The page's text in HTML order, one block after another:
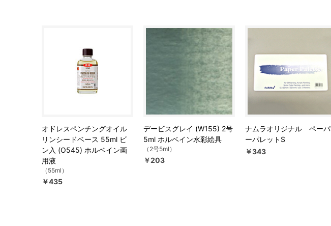
オドレスペンチングオイル
リンシードベース 55ml ビ
ン入 (O545) ホルベイン画
用液
（55ml）
￥435
デービスグレイ (W155) 2号
5ml ホルベイン水彩絵具
（2号5ml）
￥203
ナムラオリジナル ペーパ
ーパレットS
￥343